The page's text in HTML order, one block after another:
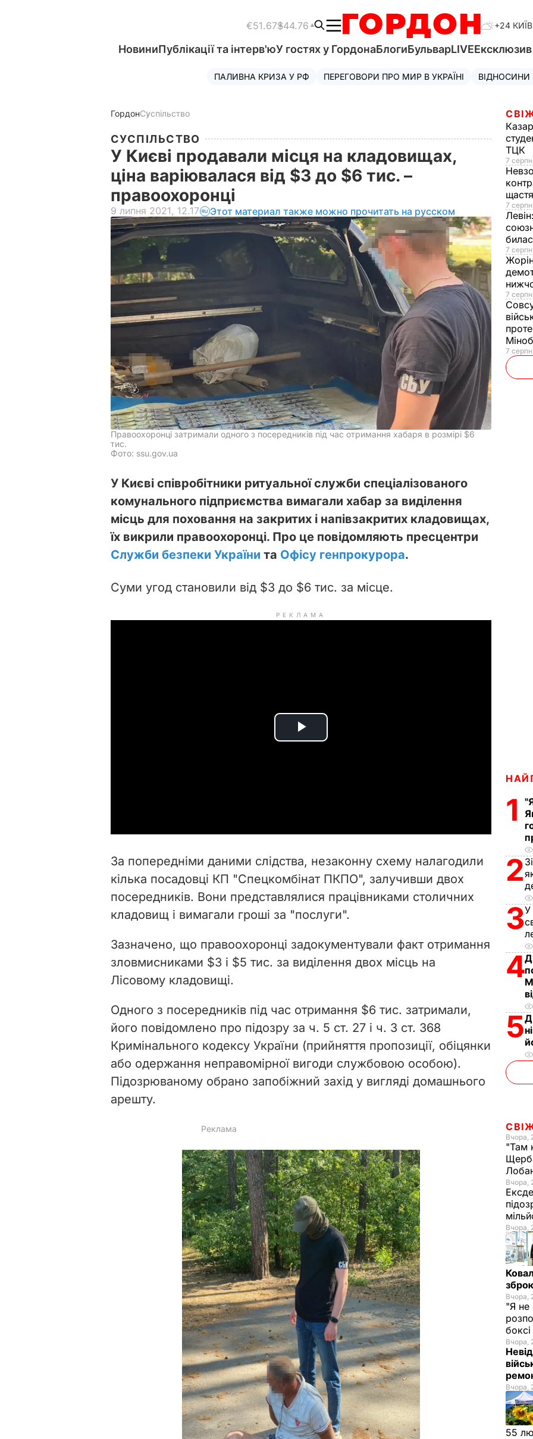
€51.67$44.76 +24 КИЇВ
НовиниПублікації та інтерв'юУ гостях у ГордонаБлогиБульварLIVEЕксклюзив
ПАЛИВНА КРИЗА У РФ ПЕРЕГОВОРИ ПРО МИР В УКРАЇНІ
ГордонСуспільство
СУСПІЛЬСТВО
У Києві продавали місця на кладовищах,
ціна варіювалася від $3 до $6 тис. –
правоохоронці
9 липня 2021, 12.17 Этот материал также можно прочитать на русском
Правоохоронці затримали одного з посередників під час отримання хабаря в розмірі $6
тис.
Фото: ssu.gov.ua
У Києві співробітники ритуальної служби спеціалізованого
комунального підприємства вимагали хабар за виділення
місць для поховання на закритих і напівзакритих кладовищах,
їх викрили правоохоронці. Про це повідомляють пресцентри
Служби безпеки України та Офісу генпрокурора.
Суми угод становили від $3 до $6 тис. за місце.
РЕКЛАМА
P
i
d
o
За попередніми даними слідства, незаконну схему налагодили
кілька посадовці КП "Спецкомбінат ПКПО", залучивши двох
посередників. Вони представлялися працівниками столичних
кладовищ і вимагали гроші за "послуги".
Зазначено, що правоохоронці задокументували факт отримання
зловмисниками $3 і $5 тис. за виділення двох місць на
Лісовому кладовищі.
Одного з посередників під час отримання $6 тис. затримали,
його повідомлено про підозру за ч. 5 ст. 27 і ч. 3 ст. 368
Кримінального кодексу України (прийняття пропозиції, обіцянки
або одержання неправомірної вигоди службовою особою).
Підозрюваному обрано запобіжний захід у вигляді домашнього
арешту.
ТЦК
7
щастя
7
Левін:
7
7
7
1
2
3У
4
5
Вчора,
"Там
Вчора,
Вчора,
Вчора,
"Я не
боксі
Вчора,
Вчора,
55